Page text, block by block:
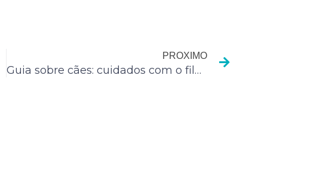
PROXIMO
Guia sobre cães: cuidados com o filhote